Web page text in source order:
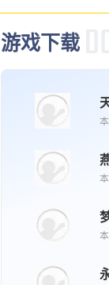
新版
08/
游戏下载